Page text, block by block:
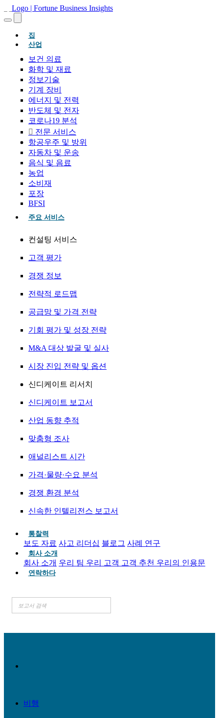
집(현재의)
산업
보건 의료
화학 및 재료
정보기술
기계 장비
에너지 및 전력
반도체 및 전자
코로나19 분석
전문 서비스
항공우주 및 방위
자동차 및 운송
음식 및 음료
농업
소비재
포장
BFSI
주요 서비스
컨설팅 서비스
고객 평가
경쟁 정보
전략적 로드맵
공급망 및 가격 전략
기회 평가 및 성장 전략
M&A 대상 발굴 및 실사
시장 진입 전략 및 옵션
신디케이트 리서치
신디케이트 보고서
산업 동향 추적
맞춤형 조사
애널리스트 시간
가격·물량·수요 분석
경쟁 환경 분석
신속한 인텔리전스 보고서
통찰력
보도 자료 사고 리더십 블로그 사례 연구
회사 소개
회사 소개 우리 팀 우리 고객 고객 추천 우리의 인용문
연락하다
비행